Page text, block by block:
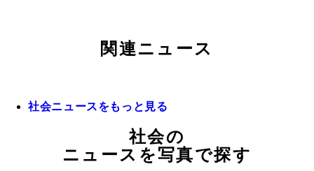
関連ニュース
社会ニュースをもっと見る
社会の
ニュースを写真で探す